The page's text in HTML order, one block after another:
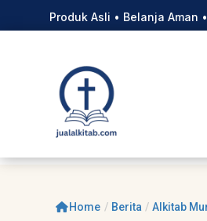
Produk Asli • Belanja Aman
Home / Berita / Alkitab